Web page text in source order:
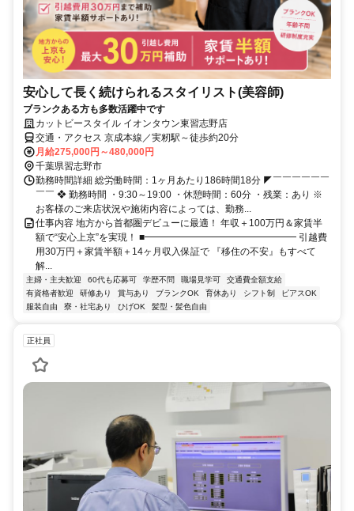
安心して長く続けられるスタイリスト(美容師)
ブランクある方も多数活躍中です
カットビースタイル イオンタウン東習志野店
交通・アクセス 京成本線／実籾駅～徒歩約20分
月給275,000円～480,000円
千葉県習志野市
勤務時間詳細 総労働時間：1ヶ月あたり186時間18分 ◤￣￣￣￣￣￣
￣￣ ❖ 勤務時間 ・9:30～19:00 ・休憩時間：60分 ・残業：あり ※
お客様のご来店状況や施術内容によっては、勤務...
仕事内容 地方から首都圏デビューに最適！ 年収＋100万円＆家賃半
額で“安心上京”を実現！ ■━━━━━━━━━━━━━━━━ 引越費
用30万円＋家賃半額＋14ヶ月収入保証で 『移住の不安』もすべて
解...
主婦・主夫歓迎 60代も応募可 学歴不問 職場見学可
交通費全額支給
有資格者歓迎
研修あり 賞与あり ブランクOK 育休あり シフト制
ピアスOK
服装自由
寮・社宅あり ひげOK 髪型・髪色自由
正社員